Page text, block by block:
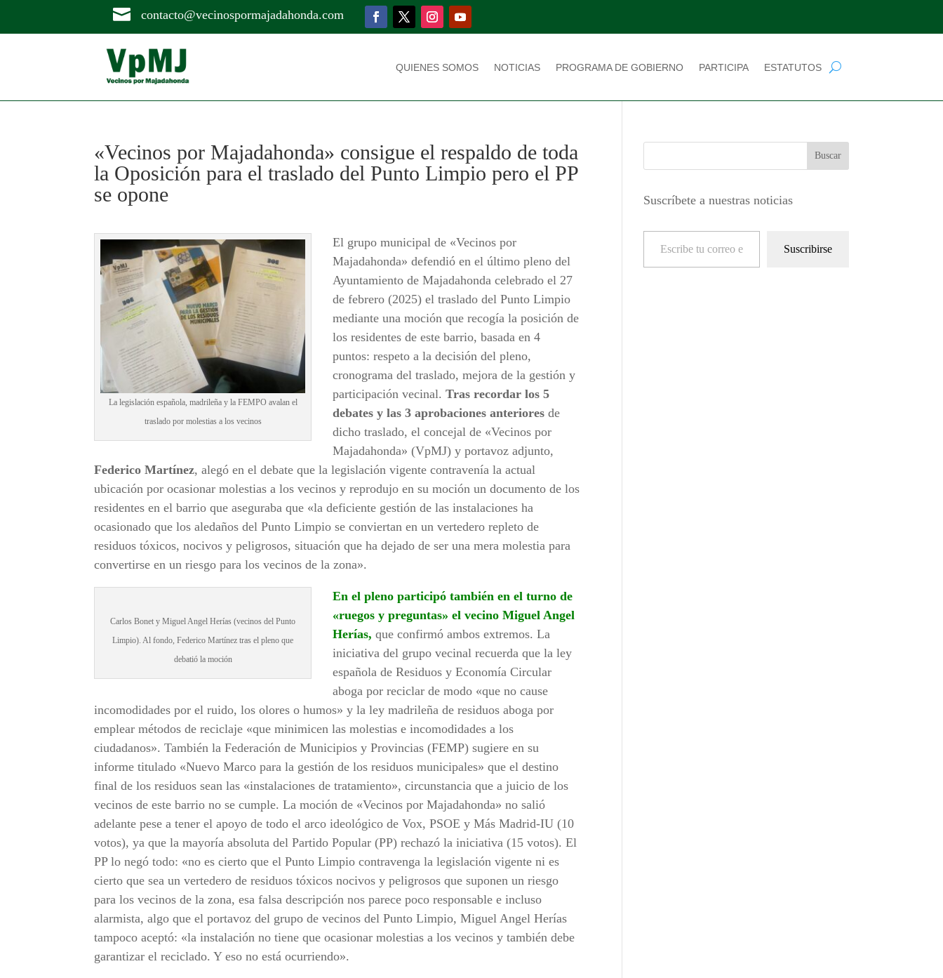
 contacto@vecinospormajadahonda.com
QUIENES SOMOS NOTICIAS PROGRAMA DE GOBIERNO PARTICIPA ESTATUTOS
«Vecinos por Majadahonda» consigue el respaldo de toda
la Oposición para el traslado del Punto Limpio pero el PP
se opone
La legislación española, madrileña y la FEMPO avalan el
traslado por molestias a los vecinos
El grupo municipal de «Vecinos por
Majadahonda» defendió en el último pleno del
Ayuntamiento de Majadahonda celebrado el 27
de febrero (2025) el traslado del Punto Limpio
mediante una moción que recogía la posición de
los residentes de este barrio, basada en 4
puntos: respeto a la decisión del pleno,
cronograma del traslado, mejora de la gestión y
participación vecinal.Tras recordar los 5
debates y las 3 aprobaciones anteriores de
dicho traslado, el concejal de «Vecinos por
Majadahonda» (VpMJ) y portavoz adjunto,
Federico Martínez, alegó en el debate que la legislación vigente contravenía la actual
ubicación por ocasionar molestias a los vecinos y reprodujo en su moción un documento de los
residentes en el barrio que aseguraba que «la deficiente gestión de las instalaciones ha
ocasionado que los aledaños del Punto Limpio se conviertan en un vertedero repleto de
residuos tóxicos, nocivos y peligrosos, situación que ha dejado de ser una mera molestia para
convertirse en un riesgo para los vecinos de la zona».
Carlos Bonet y Miguel Angel Herías (vecinos del Punto
Limpio). Al fondo, Federico Martínez tras el pleno que
debatió la moción
En el pleno participó también en el turno de
«ruegos y preguntas» el vecino Miguel Angel
Herías, que confirmó ambos extremos. La
iniciativa del grupo vecinal recuerda que la ley
española de Residuos y Economía Circular
aboga por reciclar de modo «que no cause
incomodidades por el ruido, los olores o humos» y la ley madrileña de residuos aboga por
emplear métodos de reciclaje «que minimicen las molestias e incomodidades a los
ciudadanos». También la Federación de Municipios y Provincias (FEMP) sugiere en su
informe titulado «Nuevo Marco para la gestión de los residuos municipales» que el destino
final de los residuos sean las «instalaciones de tratamiento», circunstancia que a juicio de los
vecinos de este barrio no se cumple. La moción de «Vecinos por Majadahonda» no salió
adelante pese a tener el apoyo de todo el arco ideológico de Vox, PSOE y Más Madrid-IU (10
votos), ya que la mayoría absoluta del Partido Popular (PP) rechazó la iniciativa (15 votos). El
PP lo negó todo: «no es cierto que el Punto Limpio contravenga la legislación vigente ni es
cierto que sea un vertedero de residuos tóxicos nocivos y peligrosos que suponen un riesgo
para los vecinos de la zona, esa falsa descripción nos parece poco responsable e incluso
alarmista, algo que el portavoz del grupo de vecinos del Punto Limpio, Miguel Angel Herías
tampoco aceptó: «la instalación no tiene que ocasionar molestias a los vecinos y también debe
garantizar el reciclado. Y eso no está ocurriendo».
Suscríbete a nuestras noticias
Escribe tu correo electrónico…
Suscribirse